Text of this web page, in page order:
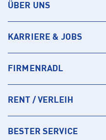
ÜBER UNS
KARRIERE & JOBS
FIRMENRADL
RENT / VERLEIH
BESTER SERVICE